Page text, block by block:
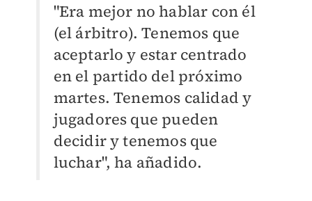
"Era mejor no hablar con él
(el árbitro). Tenemos que
aceptarlo y estar centrado
en el partido del próximo
martes. Tenemos calidad y
jugadores que pueden
decidir y tenemos que
luchar", ha añadido.